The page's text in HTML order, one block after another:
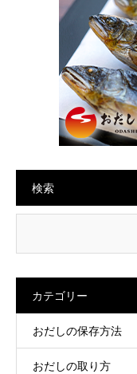
検索
カテゴリー
おだしの保存方法
おだしの取り方